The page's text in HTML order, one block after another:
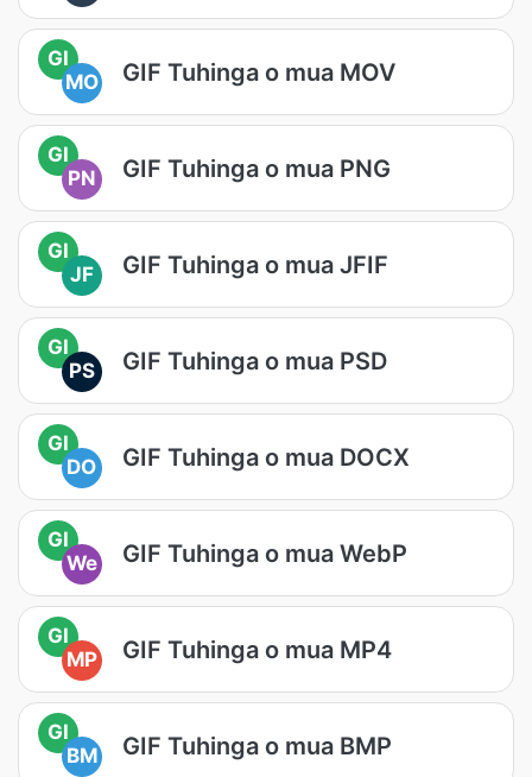
GI
MO
GIF Tuhinga o mua MOV
GI
PN
GIF Tuhinga o mua PNG
GI
JF
GIF Tuhinga o mua JFIF
GI
PS
GIF Tuhinga o mua PSD
GI
DO
GIF Tuhinga o mua DOCX
GI
We
GIF Tuhinga o mua WebP
GI
MP
GIF Tuhinga o mua MP4
GI
BM
GIF Tuhinga o mua BMP